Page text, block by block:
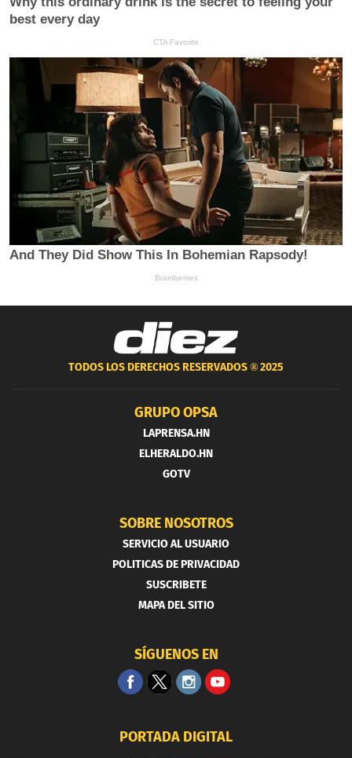
TODOS LOS DERECHOS RESERVADOS ®2025
GRUPO OPSA
LAPRENSA.HN
ELHERALDO.HN
GOTV
SOBRE NOSOTROS
SERVICIO AL USUARIO
POLITICAS DE PRIVACIDAD
SUSCRIBETE
MAPA DEL SITIO
SÍGUENOS EN
PORTADA DIGITAL